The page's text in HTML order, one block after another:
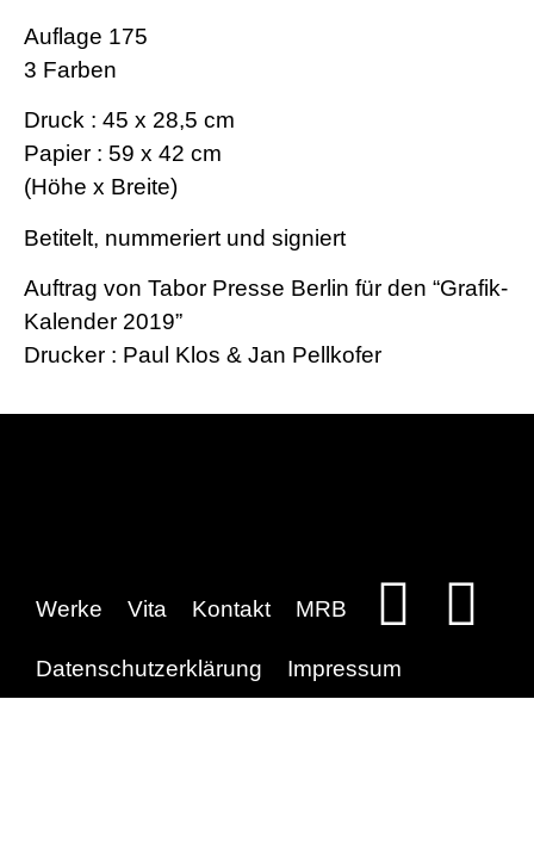
Auflage 175
3 Farben
Druck : 45 x 28,5 cm
Papier : 59 x 42 cm
(Höhe x Breite)
Betitelt, nummeriert und signiert
Auftrag von Tabor Presse Berlin für den “Grafik-
Kalender 2019”
Drucker : Paul Klos & Jan Pellkofer
Werke Vita Kontakt MRB
Datenschutzerklärung Impressum